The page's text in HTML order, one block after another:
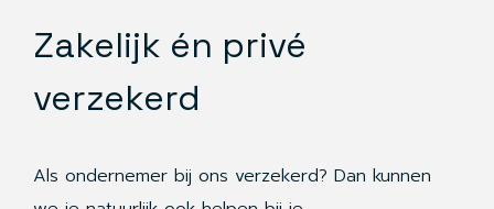
Zakelijk én privé
verzekerd
Als ondernemer bij ons verzekerd? Dan kunnen